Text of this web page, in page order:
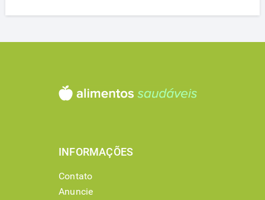
INFORMAÇÕES
Contato
Anuncie